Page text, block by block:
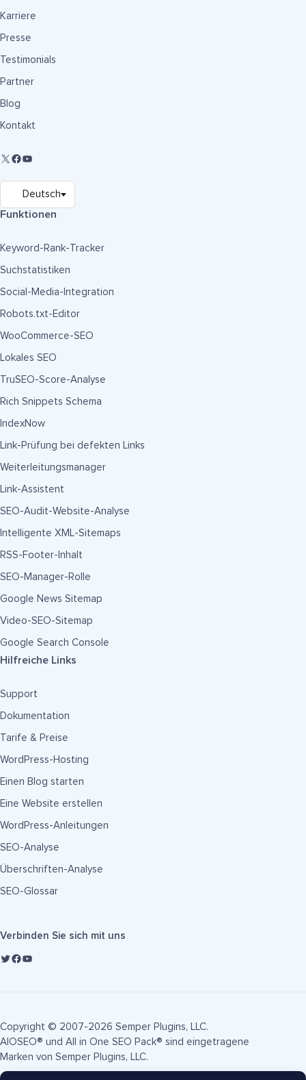
Karriere
Presse
Testimonials
Partner
Blog
Kontakt
Funktionen
Keyword-Rank-Tracker
Suchstatistiken
Social-Media-Integration
Robots.txt-Editor
WooCommerce-SEO
Lokales SEO
TruSEO-Score-Analyse
Rich Snippets Schema
IndexNow
Link-Prüfung bei defekten Links
Weiterleitungsmanager
Link-Assistent
SEO-Audit-Website-Analyse
Intelligente XML-Sitemaps
RSS-Footer-Inhalt
SEO-Manager-Rolle
Google News Sitemap
Video-SEO-Sitemap
Google Search Console
Hilfreiche Links
Support
Dokumentation
Tarife & Preise
WordPress-Hosting
Einen Blog starten
Eine Website erstellen
WordPress-Anleitungen
SEO-Analyse
Überschriften-Analyse
SEO-Glossar
Verbinden Sie sich mit uns
Copyright © 2007-2026 Semper Plugins, LLC.
AIOSEO® und All in One SEO Pack® sind eingetragene
Marken von Semper Plugins, LLC.